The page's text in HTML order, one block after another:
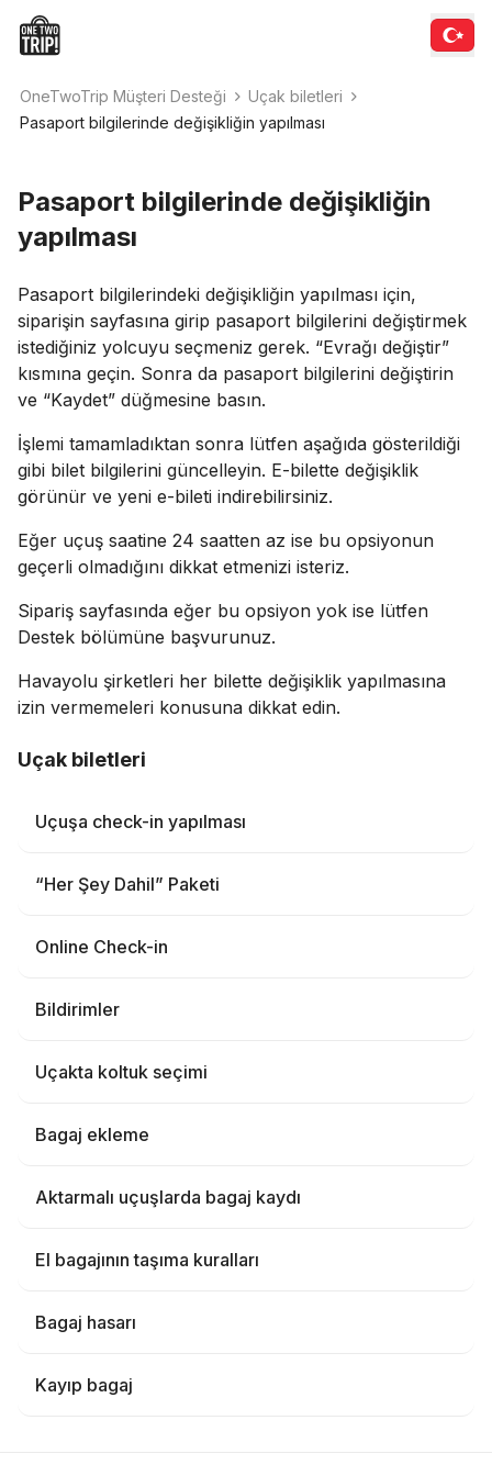
OneTwoTrip Müşteri Desteği
Uçak biletleri
Pasaport bilgilerinde değişikliğin yapılması
Pasaport bilgilerinde değişikliğin
yapılması
Pasaport bilgilerindeki değişikliğin yapılması için,
siparişin sayfasına girip pasaport bilgilerini değiştirmek
istediğiniz yolcuyu seçmeniz gerek. “Evrağı değiştir”
kısmına geçin. Sonra da pasaport bilgilerini değiştirin
ve “Kaydet” düğmesine basın.
İşlemi tamamladıktan sonra lütfen aşağıda gösterildiği
gibi bilet bilgilerini güncelleyin. E-bilette değişiklik
görünür ve yeni e-bileti indirebilirsiniz.
Eğer uçuş saatine 24 saatten az ise bu opsiyonun
geçerli olmadığını dikkat etmenizi isteriz.
Sipariş sayfasında eğer bu opsiyon yok ise lütfen
Destek bölümüne başvurunuz.
Havayolu şirketleri her bilette değişiklik yapılmasına
izin vermemeleri konusuna dikkat edin.
Uçak biletleri
Uçuşa check-in yapılması
“Her Şey Dahil” Paketi
Online Check-in
Bildirimler
Uçakta koltuk seçimi
Bagaj ekleme
Aktarmalı uçuşlarda bagaj kaydı
El bagajının taşıma kuralları
Bagaj hasarı
Kayıp bagaj